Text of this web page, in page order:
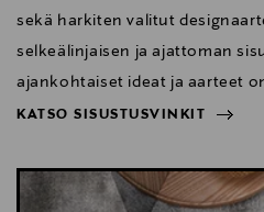
sekä harkiten valitut
selkeälinjaisen ja ajattoman
ajankohtaiset ideat ja aarteet
KATSO SISUSTUSVINKIT
KATSO SISUSTUSVINKIT